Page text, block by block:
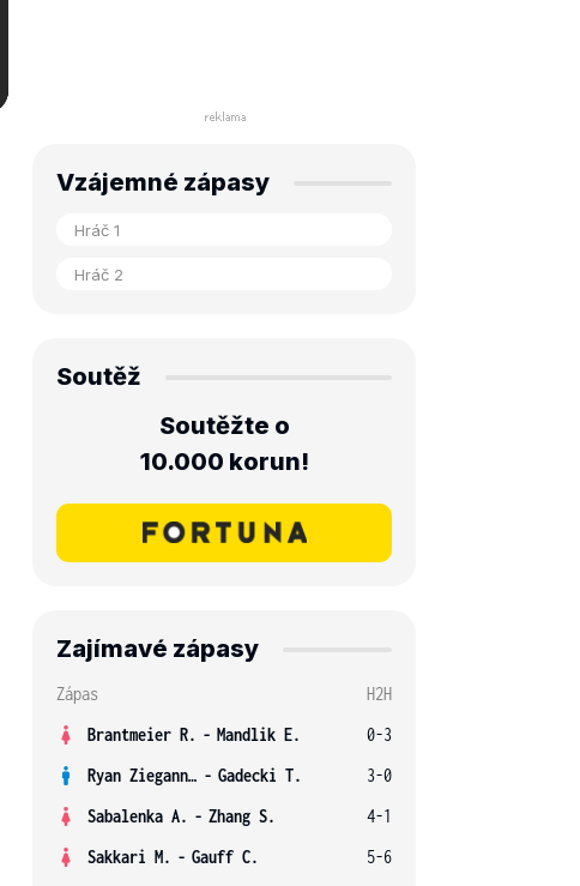
Vzájemné zápasy
Soutěž
Soutěžte o
10.000 korun!
Zajímavé zápasy
Zápas
H2H
Brantmeier R. - Mandlik E.
0-3
Ryan Ziegann S. - Gadecki T.
3-0
Sabalenka A. - Zhang S.
4-1
Sakkari M. - Gauff C.
5-6